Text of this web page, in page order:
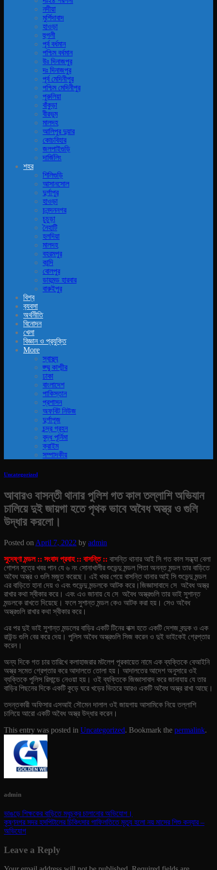
নদীয়া
মুর্শিদাবাদ
হাওড়া
হুগলী
পূর্ব বর্ধমান
পশ্চিম বর্ধমান
উঃ দিনাজপুর
দঃ দিনাজপুর
পূর্ব মেদিনীপুর
পশ্চিম মেদিনীপুর
পুরুলিয়া
বাঁকুড়া
বীরভুম
মালদহ
আলিপুর দুয়ার
কোচবিহার
জলপাইগুড়ি
দার্জিলিং
শহর
শিলিগুড়ি
আসানসোল
দুর্গাপুর
হাওড়া
চনন্দননগর
চুচুড়া
নৈহাটি
হলদিয়া
মালদহ
বহরমপুর
কান্দি
বোলপুর
ডায়মন্ড হারবার
বারুইপুর
বিশ্ব
ব‍্যবসা
অর্থনীতি
বিনোদন
খেলা
বিজ্ঞান ও প্রযুক্তি
More
স্বাস্থ্য
জ্ম্মু কাশ্মীর
ঢাকা
বাংলাদেশ
পাকিস্তান
প্রশাসন
অফবিট নিউজ
দুর্গাপূজ
চন্দ্র গ্রহন
বুদ্ধ পূর্নিমা
ক্রাইম
সম্পাদকীয়
Uncategorized
আবারও বাসন্তী থানার পুলিশ গত কাল তল্লাশি অভিযান
চালিয়ে দুই জায়গা হতে পৃথক ভাবে অবৈধ অস্ত্র ও গুলি
উদ্ধার করলো।
Posted on April 7, 2022 by admin
সুদেষ্ণা মন্ডল :: সংবাদ প্রবাহ :: বাসন্তি :: বাসন্তি থানার আই সি গত কাল সন্ধ্যা বেলা
গোপন সূত্রে খবর পান যে ৬ নং সোনাখালীর শুভেন্দু মন্ডল পিতা অনন্ত মন্ডল তার বাড়িতে
অবৈধ অস্ত্র ও গুলি মজুত করেছে। এই খবর পেয়ে বাসন্তি থানার আই সি শুভেন্দু মন্ডল
এর বাড়িতে হানা দেয় ও এবং শুভেন্দু মন্ডলকে আটক করে। জিজ্ঞাসাবাদে সে অবৈধ অস্ত্র
রাখার কথা স্বীকার করে। এবং এও জানায় যে সে অবৈধ অস্ত্রগুলি তার ভাই সুশান্ত
মন্ডলকে রাখতে দিয়েছে। ফলে সুশান্ত মন্ডল কেও আটক করা হয়। সেও অবৈধ
অস্ত্রগুলি রাখার কথা স্বীকার করে।
এর পর দুই ভাই সুশান্ত মন্ডলের বাড়ির একটি টিনের বাক্স হতে একটি দেশজ বন্দুক ও এক
রাউন্ড গুলি বের করে দেয়। পুলিস অবৈধ অস্ত্রগুলি সিজ করেন ও দুই ভাইকেই গ্রেপ্তার
করেন।
অন্য দিকে গত চার তারিখে কলাহাজরার মটলেপ পূরকায়েত নামে এক ব্যক্তিকে বেআইনি
অস্ত্র সমেত গ্রেপ্তার করে আদালতে তোলা হয়। আদালতের আদেশ অনুসারে ওই
ব্যক্তিকে পুলিস রিমান্ডে নেওয়া হয়। ওই ব্যক্তিকে জিজ্ঞাসাবাদ করে জানাযায় যে তার
বাড়ির পিছনের দিকে একটি কুড়ে ঘরে খড়ের ভিতরে আরও একটি অবৈধ অস্ত্র রাখা আছে।
তদন্তকারী অফিসার এসআই সৌমেন দালাল ওই জায়গায় আসামিকে নিয়ে তল্লাশি
চালিয়ে আরো একটি অবৈধ অস্ত্র উদ্ধার করেন।
This entry was posted in Uncategorized. Bookmark the permalink.
admin
ভাঙড়ে শিক্ষকের বাড়িতে মধুচক্র চালানোর অভিযোগ।
কৃষ্ণনগর সদর হসপিটালের চিকিৎসার গাফিলতিতে মৃত্যু হলো নয় মাসের শিশু কন্যার –
অভিযোগ
Leave a Reply